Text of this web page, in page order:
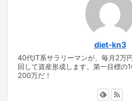
diet-kn3
40代IT系サラリーマンが、毎月2万
回して資産形成します。第一目標の
200万だ！